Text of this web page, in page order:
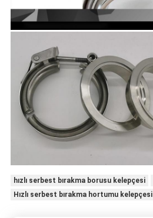
hızlı serbest bırakma borusu kelepçesi
Hızlı serbest bırakma hortumu kelepçesi